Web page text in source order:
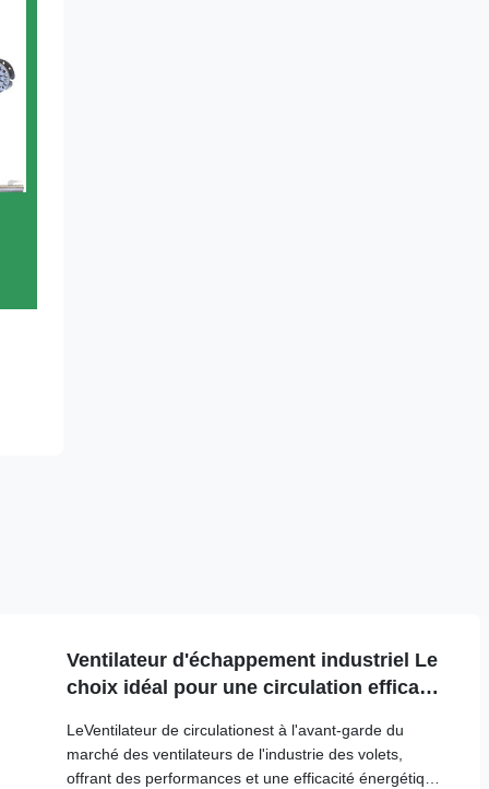
Ventilateur d'échappement industriel Le
choix idéal pour une circulation efficace
LeVentilateur de circulationest à l'avant-garde du
marché des ventilateurs de l'industrie des volets,
offrant des performances et une efficacité énergétique